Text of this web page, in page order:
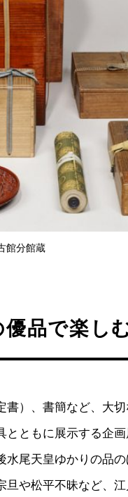
館分館蔵
品で楽し
）、書簡など、大
ともに展示する企
水尾天皇ゆかりの品
や松平不昧など、